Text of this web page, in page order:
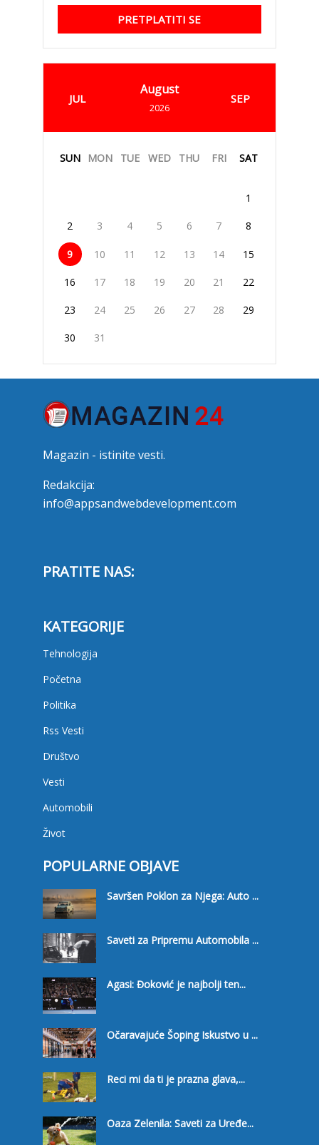
PRETPLATITI SE
JUL
August
2026
SEP
SUN MON TUE WED THU FRI SAT
1
2 3 4 5 6 7 8
9 10 11 12 13 14 15
16 17 18 19 20 21 22
23 24 25 26 27 28 29
30 31
Magazin - istinite vesti.
Redakcija:
info@appsandwebdevelopment.com
PRATITE NAS:
KATEGORIJE
Tehnologija
Početna
Politika
Rss Vesti
Društvo
Vesti
Automobili
Život
POPULARNE OBJAVE
Savršen Poklon za Njega: Auto ...
Saveti za Pripremu Automobila ...
Agasi: Đoković je najbolji ten...
Očaravajuće Šoping Iskustvo u ...
Reci mi da ti je prazna glava,...
Oaza Zelenila: Saveti za Uređe...